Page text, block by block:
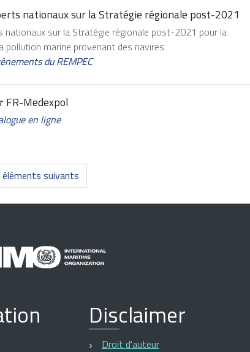
nationaux sur la Stratégie régionale post-2021
nationaux sur la Stratégie régionale post-2021 pour la
marine provenant des navires
du REMPEC
FR-Medexpol
en ligne
éléments suivants
Disclaimer
Droit d'auteur